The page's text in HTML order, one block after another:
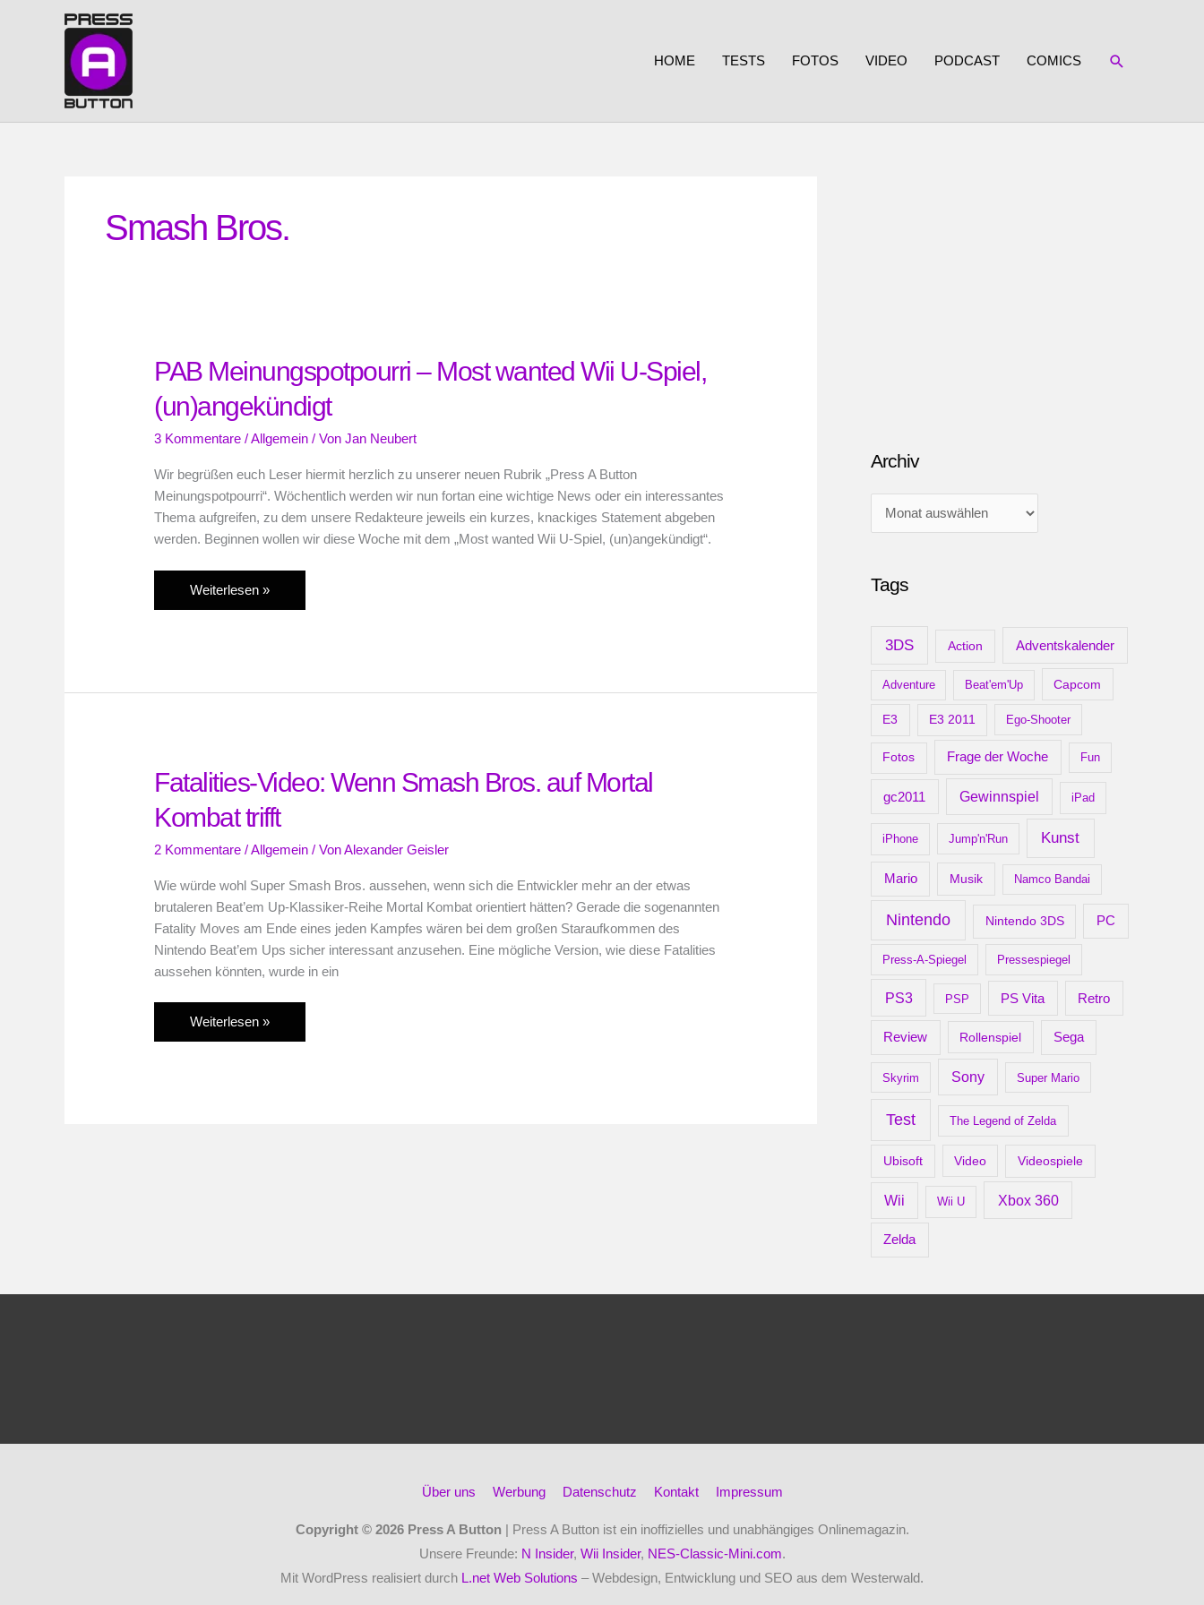
HOME TESTS FOTOS VIDEO PODCAST COMICS SUCHEN
Smash Bros.
PAB Meinungspotpourri – Most wanted Wii U-Spiel,
(un)angekündigt
3 Kommentare /Allgemein / VonJan Neubert
Wir begrüßen euch Leser hiermit herzlich zu unserer neuen Rubrik „Press A Button
Meinungspotpourri“. Wöchentlich werden wir nun fortan eine wichtige News oder ein interessantes
Thema aufgreifen, zu dem unsere Redakteure jeweils ein kurzes, knackiges Statement abgeben
werden. Beginnen wollen wir diese Woche mit dem „Most wanted Wii U-Spiel, (un)angekündigt“.
PAB
Meinungspotpourri
Wii
Weiterlesen »
Fatalities-Video: Wenn Smash Bros. auf Mortal
Kombat trifft
2 Kommentare /Allgemein / VonAlexander Geisler
Wie würde wohl Super Smash Bros. aussehen, wenn sich die Entwickler mehr an der etwas
brutaleren Beat’em Up-Klassiker-Reihe Mortal Kombat orientiert hätten? Gerade die sogenannten
Fatality Moves am Ende eines jeden Kampfes wären bei dem großen Staraufkommen des
Nintendo Beat’em Ups sicher interessant anzusehen. Eine mögliche Version, wie diese Fatalities
aussehen könnten, wurde in ein
Fatalities-
Video:
Weiterlesen »
Archiv
r
Tags
3DS Action Adventskalender
Adventure Beat'em'Up Capcom
E3 E3 2011 Ego-Shooter
Fotos Frage der Woche Fun
gc2011 Gewinnspiel iPad
iPhone Jump'n'Run Kunst
Mario Musik Namco Bandai
Nintendo Nintendo 3DS PC
Press-A-Spiegel Pressespiegel
PS3 PSP PS Vita Retro
Review Rollenspiel Sega
Skyrim Sony Super Mario
Test The Legend of Zelda
Ubisoft Video Videospiele
Wii Wii U Xbox 360
Zelda
Über uns Werbung Datenschutz Kontakt Impressum
Copyright © 2026 Press A Button| Press A Button ist ein inoffizielles und unabhängiges Onlinemagazin.
Unsere Freunde: N Insider, Wii Insider, NES-Classic-Mini.com.
Mit WordPress realisiert durch L.net Web Solutions – Webdesign, Entwicklung und SEO aus dem Westerwald.